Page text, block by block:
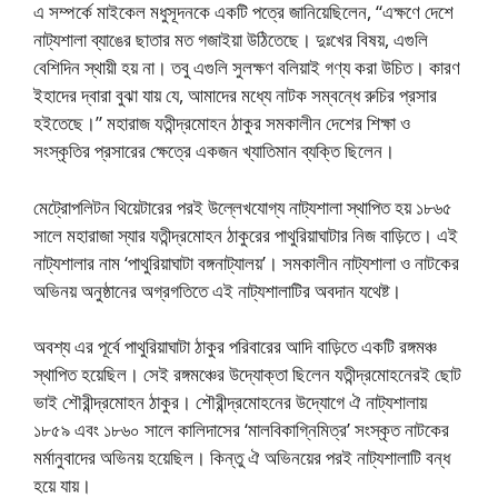
এ সম্পর্কে মাইকেল মধুসূদনকে একটি পত্রে জানিয়েছিলেন, “এক্ষণে দেশে
নাট্যশালা ব্যাঙের ছাতার মত গজাইয়া উঠিতেছে। দুঃখের বিষয়, এগুলি
বেশিদিন স্থায়ী হয় না। তবু এগুলি সুলক্ষণ বলিয়াই গণ্য করা উচিত। কারণ
ইহাদের দ্বারা বুঝা যায় যে, আমাদের মধ্যে নাটক সম্বন্ধে রুচির প্রসার
হইতেছে।” মহারাজ যতীন্দ্রমোহন ঠাকুর সমকালীন দেশের শিক্ষা ও
সংস্কৃতির প্রসারের ক্ষেত্রে একজন খ্যাতিমান ব্যক্তি ছিলেন।
মেট্রোপলিটন থিয়েটারের পরই উল্লেখযোগ্য নাট্যশালা স্থাপিত হয় ১৮৬৫
সালে মহারাজা স্যার যতীন্দ্রমোহন ঠাকুরের পাথুরিয়াঘাটার নিজ বাড়িতে। এই
নাট্যশালার নাম ‘পাথুরিয়াঘাটা বঙ্গনাট্যালয়’। সমকালীন নাট্যশালা ও নাটকের
অভিনয় অনুষ্ঠানের অগ্রগতিতে এই নাট্যশালাটির অবদান যথেষ্ট।
অবশ্য এর পূর্বে পাথুরিয়াঘাটা ঠাকুর পরিবারের আদি বাড়িতে একটি রঙ্গমঞ্চ
স্থাপিত হয়েছিল। সেই রঙ্গমঞ্চের উদ্যোক্তা ছিলেন যতীন্দ্রমোহনেরই ছোট
ভাই শৌরীন্দ্রমোহন ঠাকুর। শৌরীন্দ্রমোহনের উদ্যোগে ঐ নাট্যশালায়
১৮৫৯ এবং ১৮৬০ সালে কালিদাসের ‘মালবিকাগ্নিমিত্র’ সংস্কৃত নাটকের
মর্মানুবাদের অভিনয় হয়েছিল। কিন্তু ঐ অভিনয়ের পরই নাট্যশালাটি বন্ধ
হয়ে যায়।